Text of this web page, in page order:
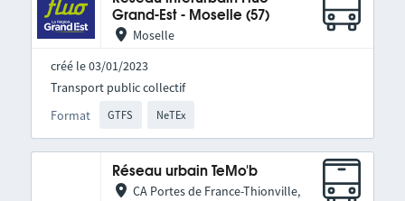
Grand-Est - Moselle (57)
Moselle
créé le 03/01/2023
Format GTFS NeTEx
Transport public collectif
Réseau urbain TeMo'b
CA Portes de France-Thionville,